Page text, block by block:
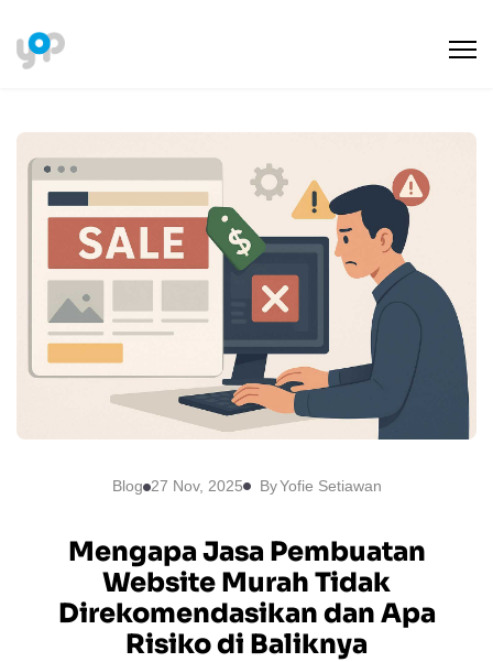
Blog 27 Nov, 2025 ByYofie Setiawan
Mengapa Jasa Pembuatan
Website Murah Tidak
Direkomendasikan dan Apa
Risiko di Baliknya